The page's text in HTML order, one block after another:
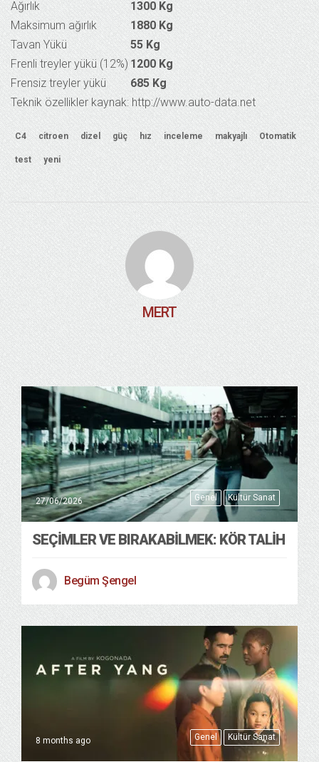
Ağırlık
1300 Kg
Maksimum ağırlık
1880 Kg
Tavan Yükü
55 Kg
Frenli treyler yükü (12%) 1200 Kg
Frensiz treyler yükü
685 Kg
Teknik özellikler kaynak: http://www.auto-data.net
C4 citroen dizel güç hız inceleme makyajlı Otomatik
test yeni
MERT
Genel Kültür Sanat
27/06/2026
SEÇIMLER VE BIRAKABILMEK: KÖR TALIH
Begüm Şengel
Genel Kültür Sanat
8 months ago